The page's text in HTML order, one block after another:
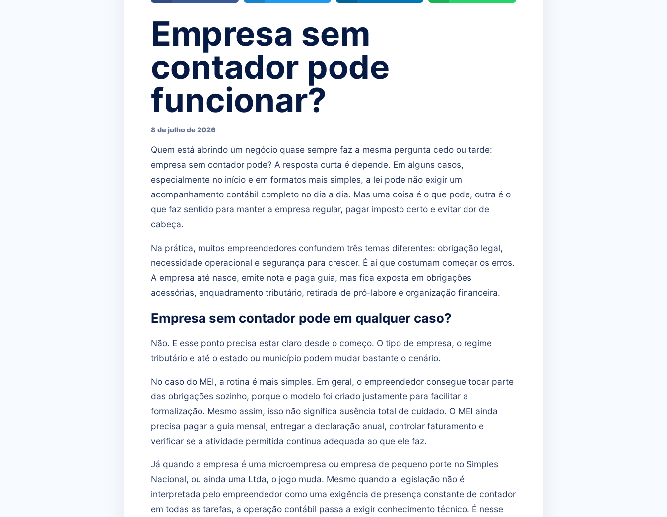
Empresa sem
contador pode
funcionar?
8 de julho de 2026
Quem está abrindo um negócio quase sempre faz a mesma pergunta cedo ou tarde:
empresa sem contador pode? A resposta curta é depende. Em alguns casos,
especialmente no início e em formatos mais simples, a lei pode não exigir um
acompanhamento contábil completo no dia a dia. Mas uma coisa é o que pode, outra é o
que faz sentido para manter a empresa regular, pagar imposto certo e evitar dor de
cabeça.
Na prática, muitos empreendedores confundem três temas diferentes: obrigação legal,
necessidade operacional e segurança para crescer. É aí que costumam começar os erros.
A empresa até nasce, emite nota e paga guia, mas fica exposta em obrigações
acessórias, enquadramento tributário, retirada de pró-labore e organização financeira.
Empresa sem contador pode em qualquer caso?
Não. E esse ponto precisa estar claro desde o começo. O tipo de empresa, o regime
tributário e até o estado ou município podem mudar bastante o cenário.
No caso do MEI, a rotina é mais simples. Em geral, o empreendedor consegue tocar parte
das obrigações sozinho, porque o modelo foi criado justamente para facilitar a
formalização. Mesmo assim, isso não significa ausência total de cuidado. O MEI ainda
precisa pagar a guia mensal, entregar a declaração anual, controlar faturamento e
verificar se a atividade permitida continua adequada ao que ele faz.
Já quando a empresa é uma microempresa ou empresa de pequeno porte no Simples
Nacional, ou ainda uma Ltda, o jogo muda. Mesmo quando a legislação não é
interpretada pelo empreendedor como uma exigência de presença constante de contador
em todas as tarefas, a operação contábil passa a exigir conhecimento técnico. É nesse